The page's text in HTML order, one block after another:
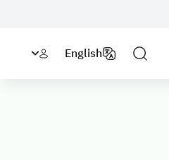
English